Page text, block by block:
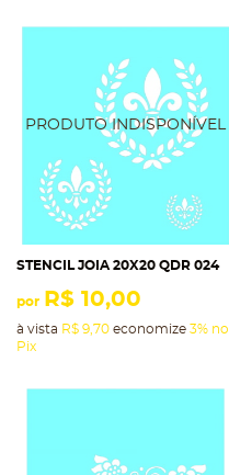
STENCIL JOIA 20X20 QDR 024
por R$ 10,00
à vista R$ 9,70 economize 3% no
Pix